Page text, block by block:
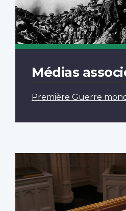
Médias
Première Guerre